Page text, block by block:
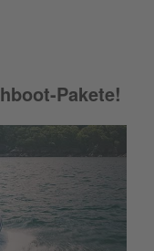
Pakete!